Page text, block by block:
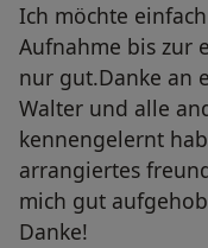
Ich möchte
Aufnahme bis zur
nur gut.Danke an
Walter und alle
kennengelernt
arrangiertes
mich gut
Danke!